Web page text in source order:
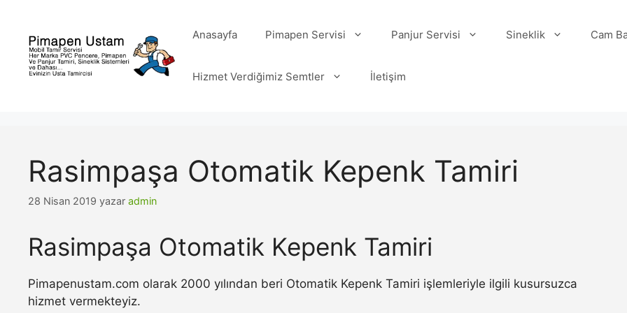
Anasayfa Pimapen Servisi Panjur Servisi Sineklik Cam
Hizmet Verdiğimiz Semtler İletişim
Rasimpaşa Otomatik Kepenk Tamiri
28 Nisan 2019 yazar admin
Rasimpaşa Otomatik Kepenk Tamiri
Pimapenustam.com olarak 2000 yılından beri Otomatik Kepenk Tamiri işlemleriyle ilgili kusursuzca
hizmet vermekteyiz.